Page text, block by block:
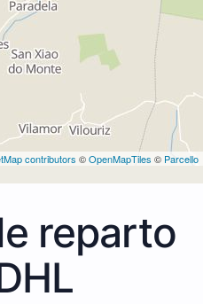
contributors ©OpenMapTiles © Parcello
reparto